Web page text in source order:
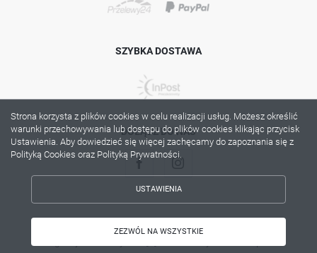
SZYBKA DOSTAWA
DOŁĄCZ DO NAS
Copyright by lama.com.pl
Strona korzysta z plików cookies w celu realizacji usług. Możesz określić
warunki przechowywania lub dostępu do plików cookies klikając przycisk
Ustawienia. Aby dowiedzieć się więcej zachęcamy do zapoznania się z
Polityką Cookies oraz Polityką Prywatności.
USTAWIENIA
ZEZWÓL NA WSZYSTKIE
ZEZWÓL NA WSZYSTKIE